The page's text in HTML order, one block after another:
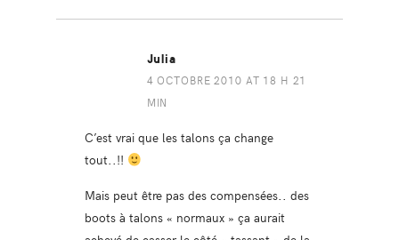
Julia
4 OCTOBRE 2010 AT 18 H 21
MIN
C’est vrai que les talons ça change
tout..!!
Mais peut être pas des compensées.. des
boots à talons « normaux » ça aurait